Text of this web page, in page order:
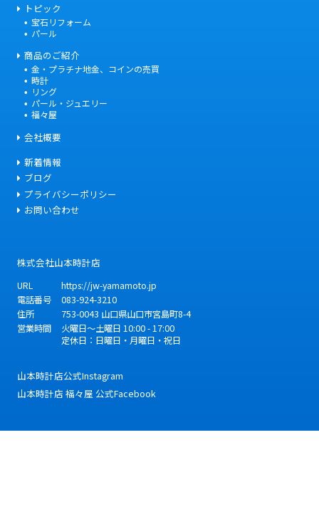
トピック
宝石リフォーム
パール
商品のご紹介
金・プラチナ地金、コインの売買
時計
リング
パール・ジュエリー
福々屋
会社概要
新着情報
ブログ
プライバシーポリシー
お問い合わせ
株式会社山本時計店
URL
https://jw-yamamoto.jp
電話番号
083-924-3210
住所
753-0043 山口県山口市宮島町8-4
営業時間
火曜日～土曜日 10:00 - 17:00
定休日：日曜日・月曜日・祝日
山本時計店公式Instagram
山本時計店 福々屋 公式Facebook